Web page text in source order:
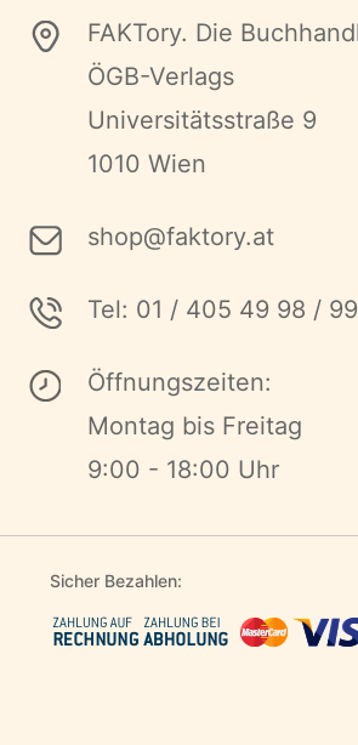
FAKTory. Die
ÖGB-Verlags
Universitätsstraße 9
1010 Wien
shop@faktory.at
Tel: 01 / 405 49 98 /
Öffnungszeiten:
Montag bis Freitag
9:00 - 18:00 Uhr
Sicher Bezahlen: